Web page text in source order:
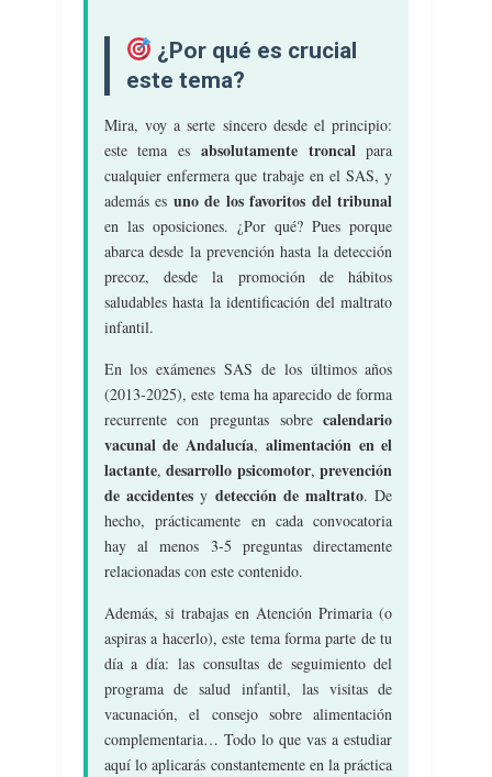
Desarrollo
Y
Alimentación
Y
Nutrición.
Dieta
Equilibrada.
Higiene.
Salud
Bucodental.
Accidentes.
Valoración
Y
Cuidados
Del/la
Enfermero/a
En
Los
Problemas
Salud
Más
Frecuentes
En
La
Edad
Infantil.
¿Por qué es crucial
este tema?
Mira, voy a serte sincero desde el principio:
este tema es absolutamente troncalpara
cualquier enfermera que trabaje en el SAS, y
además es uno de los favoritos del tribunal
en las oposiciones. ¿Por qué? Pues porque
abarca desde la prevención hasta la detección
precoz, desde la promoción de hábitos
saludables hasta la identificación del maltrato
infantil.
En los exámenes SAS de los últimos años
(2013-2025), este tema ha aparecido de forma
recurrente con preguntas sobrecalendario
vacunal de Andalucía, alimentación en el
lactante,desarrollo psicomotor,prevención
de accidentesy detección de maltrato. De
hecho, prácticamente en cada convocatoria
hay al menos 3-5 preguntas directamente
relacionadas con este contenido.
Además, si trabajas en Atención Primaria (o
aspiras a hacerlo), este tema forma parte de tu
día a día: las consultas de seguimiento del
programa de salud infantil, las visitas de
vacunación, el consejo sobre alimentación
complementaria… Todo lo que vas a estudiar
aquí lo aplicarás constantemente en la práctica